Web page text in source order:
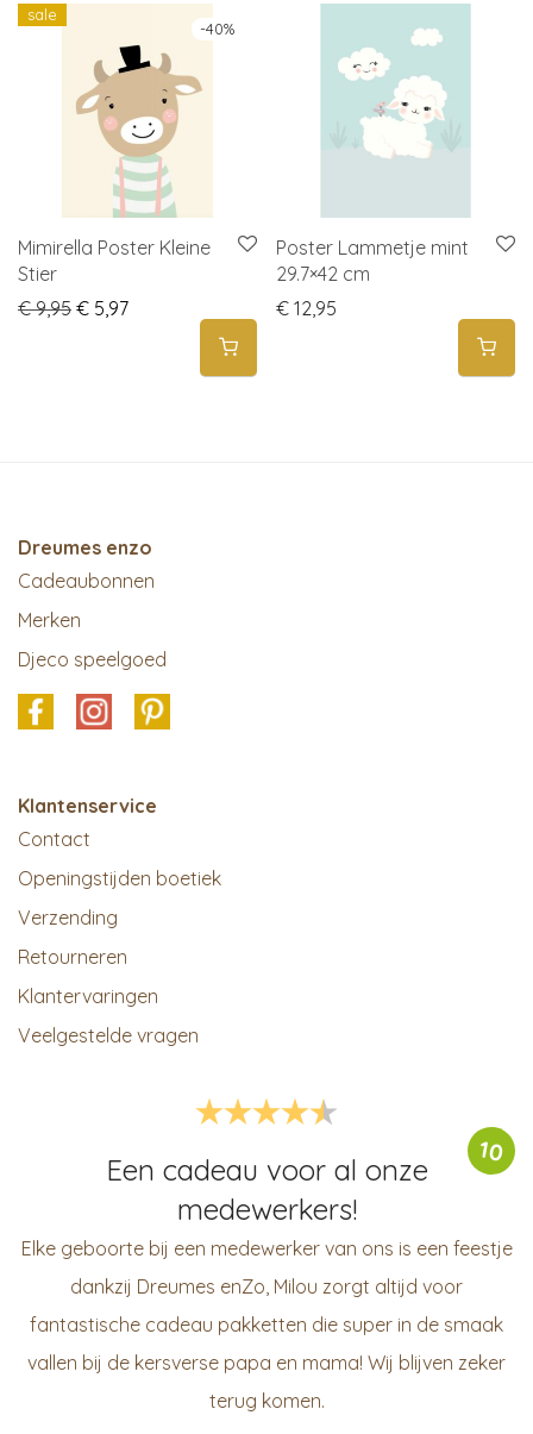
-40%
sale
Mimirella Poster Kleine
Stier
€9,95 Original price was: € 9,95.
€ 5,97Current price is: € 5,97.
Poster Lammetje mint
29.7×42 cm
€ 12,95
Dreumes enzo
Cadeaubonnen
Merken
Djeco speelgoed
Klantenservice
Contact
Openingstijden boetiek
Verzending
Retourneren
Klantervaringen
Veelgestelde vragen
10
Een cadeau voor al onze
medewerkers!
Elke geboorte bij een medewerker van ons is een feestje
dankzij Dreumes enZo, Milou zorgt altijd voor
fantastische cadeau pakketten die super in de smaak
vallen bij de kersverse papa en mama! Wij blijven zeker
terug komen.